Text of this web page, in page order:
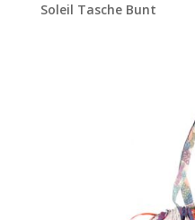
Soleil Tasche Bunt